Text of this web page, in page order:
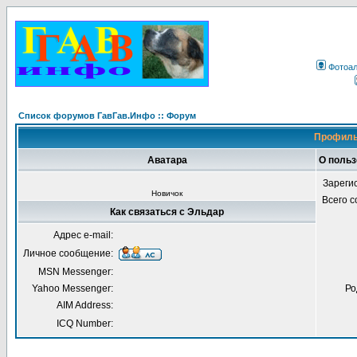
Список форумов ГавГав.Инфо :: Форум
Аватара О
Новичок
Всего
Как связаться с Эльдар
Адрес e-mail:
Личное сообщение:
MSN Messenger:
Yahoo Messenger:
AIM Address:
ICQ Number: